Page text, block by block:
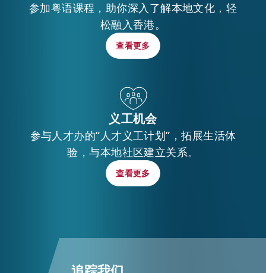
参加粤语课程，助你深入了解本地文化，轻
松融入香港。
查看更多
查看更多
义工机会
参与人才办的“人才义工计划”，拓展生活体
验，与本地社区建立关系。
查看更多
查看更多